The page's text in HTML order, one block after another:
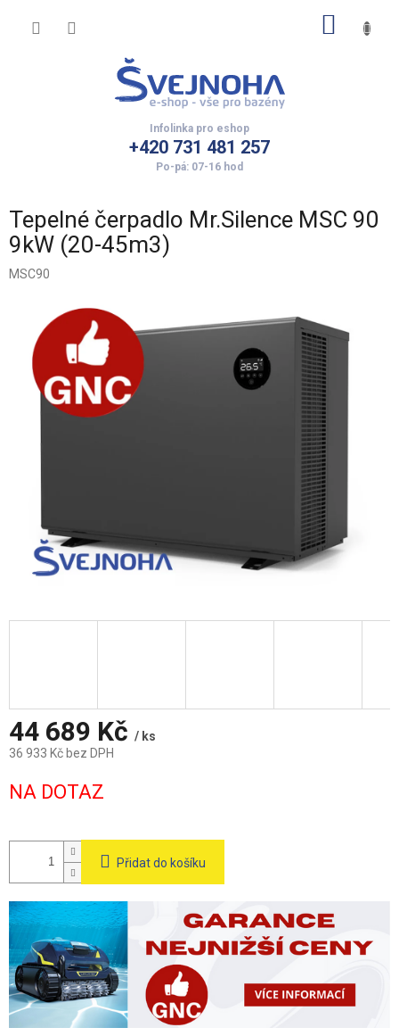
+420 731 481 257
Tepelné čerpadlo Mr.Silence MSC 90
9kW (20-45m3)
MSC90
44 689 Kč / ks
36 933 Kč bez DPH
cena:
NA DOTAZ
Přidat do košíku